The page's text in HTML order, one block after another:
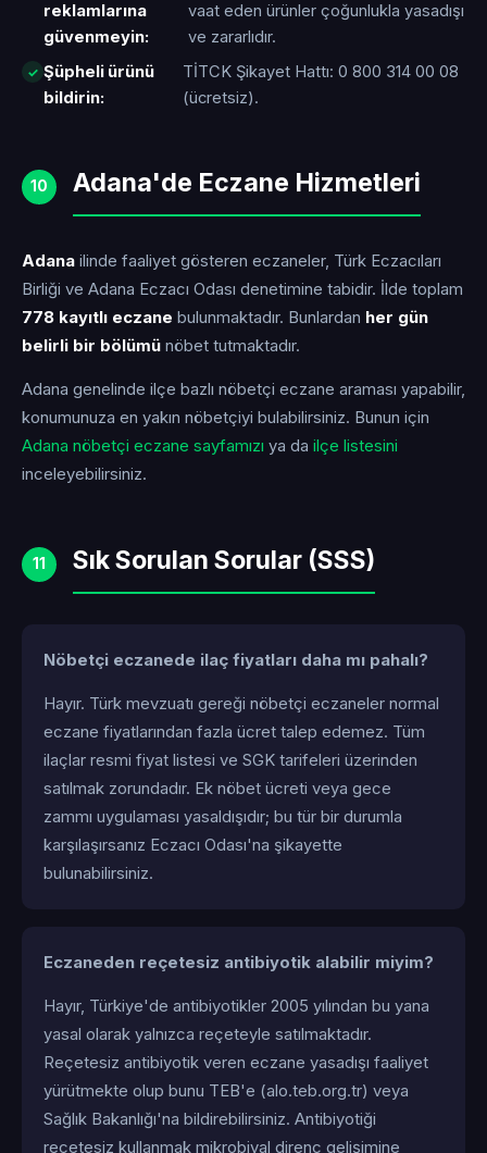
reklamlarına
güvenmeyin:
vaat eden ürünler çoğunlukla yasadışı
ve zararlıdır.
Şüpheli ürünü
bildirin:
TİTCK Şikayet Hattı: 0 800 314 00 08
(ücretsiz).
10 Adana'de Eczane Hizmetleri
Adana ilinde faaliyet gösteren eczaneler, Türk Eczacıları
Birliği ve Adana Eczacı Odası denetimine tabidir. İlde toplam
778 kayıtlı eczane bulunmaktadır. Bunlardan her gün
belirli bir bölümü nöbet tutmaktadır.
Adana genelinde ilçe bazlı nöbetçi eczane araması yapabilir,
konumunuza en yakın nöbetçiyi bulabilirsiniz. Bunun için
Adana nöbetçi eczane sayfamızı ya da ilçe listesini
inceleyebilirsiniz.
11 Sık Sorulan Sorular (SSS)
Nöbetçi eczanede ilaç fiyatları daha mı pahalı?
Hayır. Türk mevzuatı gereği nöbetçi eczaneler normal
eczane fiyatlarından fazla ücret talep edemez. Tüm
ilaçlar resmi fiyat listesi ve SGK tarifeleri üzerinden
satılmak zorundadır. Ek nöbet ücreti veya gece
zammı uygulaması yasaldışıdır; bu tür bir durumla
karşılaşırsanız Eczacı Odası'na şikayette
bulunabilirsiniz.
Eczaneden reçetesiz antibiyotik alabilir miyim?
Hayır, Türkiye'de antibiyotikler 2005 yılından bu yana
yasal olarak yalnızca reçeteyle satılmaktadır.
Reçetesiz antibiyotik veren eczane yasadışı faaliyet
yürütmekte olup bunu TEB'e (alo.teb.org.tr) veya
Sağlık Bakanlığı'na bildirebilirsiniz. Antibiyotiği
reçetesiz kullanmak mikrobiyal direnç gelişimine